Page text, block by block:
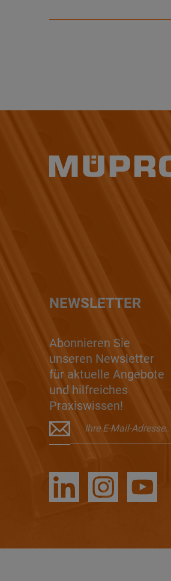
NEWSLETTER
Abonnieren Sie
unseren Newsletter
für aktuelle Angebote
und hilfreiches
Praxiswissen!